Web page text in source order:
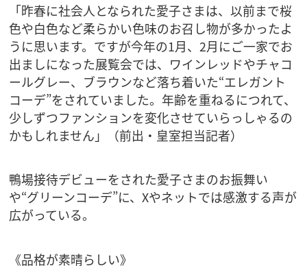
「昨春に社会人となられた愛子さまは、以前まで桜
色や白色など柔らかい色味のお召し物が多かったよ
うに思います。ですが今年の1月、2月にご一家でお
出ましになった展覧会では、ワインレッドやチャコ
ールグレー、ブラウンなど落ち着いた“エレガント
コーデ”をされていました。年齢を重ねるにつれて、
少しずつファンションを変化させていらっしゃるの
かもしれません」（前出・皇室担当記者）
鴨場接待デビューをされた愛子さまのお振舞い
や“グリーンコーデ”に、Xやネットでは感激する声が
広がっている。
《品格が素晴らしい》